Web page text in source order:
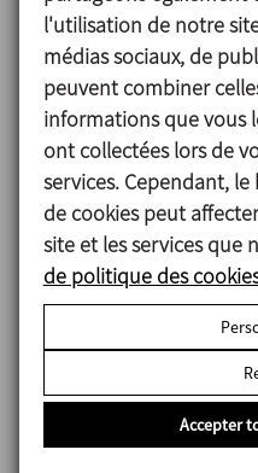
Conception et
La tête de commande C-
facilement sur le dessus
Configuration rapide et
Détection linéaire au
magnétiques de type
Possibilité d’avoir
Indication lumineuse de
l'utilisation de notre
médias sociaux, de
peuvent combiner
informations que vous
ont collectées lors de
services. Cependant,
de cookies peut
site et les services que
de politique des
Accepter